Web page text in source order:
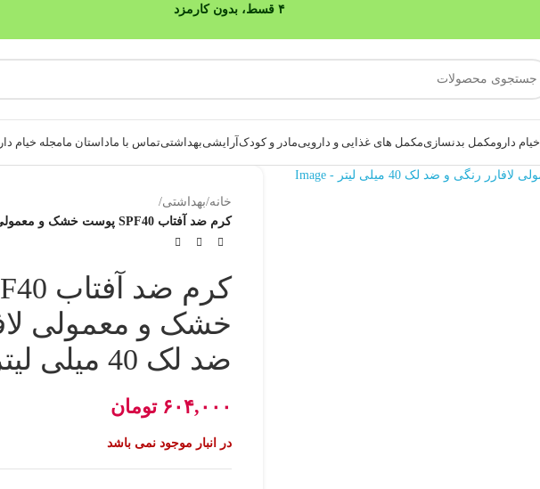
خیام دارومکمل بدنسازیمکمل های غذایی و داروییمادر و کودک آرایشیبهداشتیتماس با ماداستان مامجله خیام
خانه/بهداشتی/
کرم ضد آفتاب SPF40 پوست خشک و معمولی لافارر رنگی و ضد لک 40 میلی لیتر
خشک و معمولی
ضد لک 40 میلی لیتر
۶۰۴,۰۰۰ تومان
در انبار موجود نمی باشد